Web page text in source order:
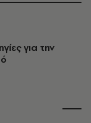
για την